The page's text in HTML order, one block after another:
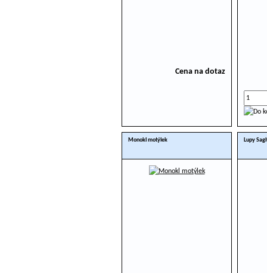
Cena na dotaz
Monokl motýlek Lupy